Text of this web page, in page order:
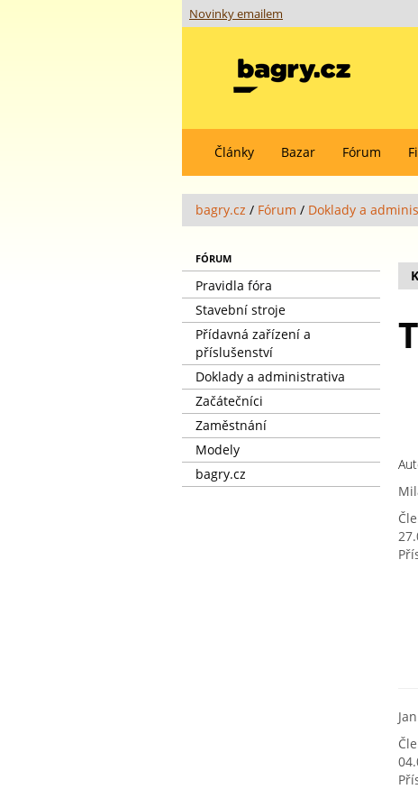
Novinky emailem
Články Bazar Fórum
bagry.cz / Fórum / Doklady a
FÓRUM
Pravidla fóra
Stavební stroje
Přídavná zařízení a
příslušenství
Doklady a administrativa
Začátečníci
Zaměstnání
Modely
bagry.cz